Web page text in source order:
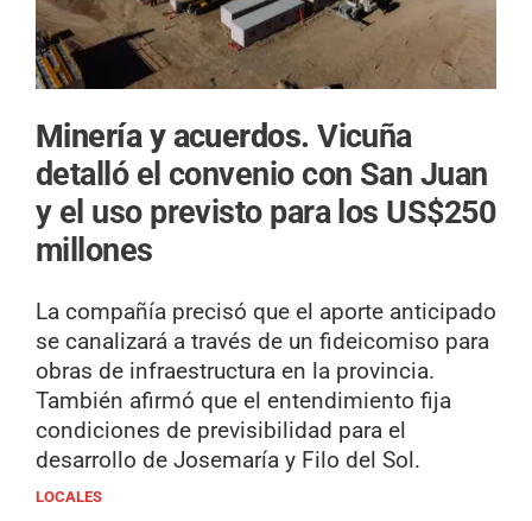
Minería y acuerdos.Vicuña
detalló el convenio con San Juan
y el uso previsto para los US$250
millones
La compañía precisó que el aporte anticipado
se canalizará a través de un fideicomiso para
obras de infraestructura en la provincia.
También afirmó que el entendimiento fija
condiciones de previsibilidad para el
desarrollo de Josemaría y Filo del Sol.
LOCALES